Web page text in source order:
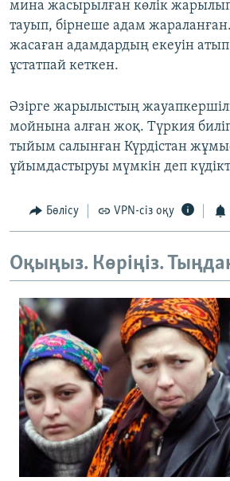
мина жасырылған көлік
тауып, бірнеше адам
жасаған адамдардың екеуін атып
ұстатпай кеткен.
Әзірге жарылыстың
мойнына алған жоқ. Түркия
тыйым салынған Күрдістан
ұйымдастыруы мүмкін деп
Бөлісу VPN-сіз оқу
Оқыңыз. Көріңіз.